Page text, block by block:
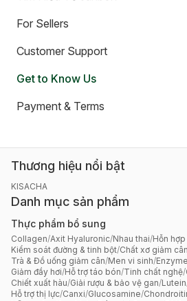
For Sellers
Customer Support
Get to Know Us
Payment & Terms
Thương hiệu nổi bật
KISACHA
Danh mục sản phẩm
Thực phẩm bổ sung
Collagen/Axit Hyaluronic/Nhau thai/Hỗn
Kiểm soát đường & tinh bột/Chất xơ giảm cân
Trà & Đồ uống giảm cân/Men vi sinh/
Giảm đầy hơi/Hỗ trợ táo bón/Tinh chất nghệ/
Chiết xuất hàu/Giải rượu & bảo vệ gan/Lutein
Hỗ trợ thị lực/Canxi/Glucosamine/